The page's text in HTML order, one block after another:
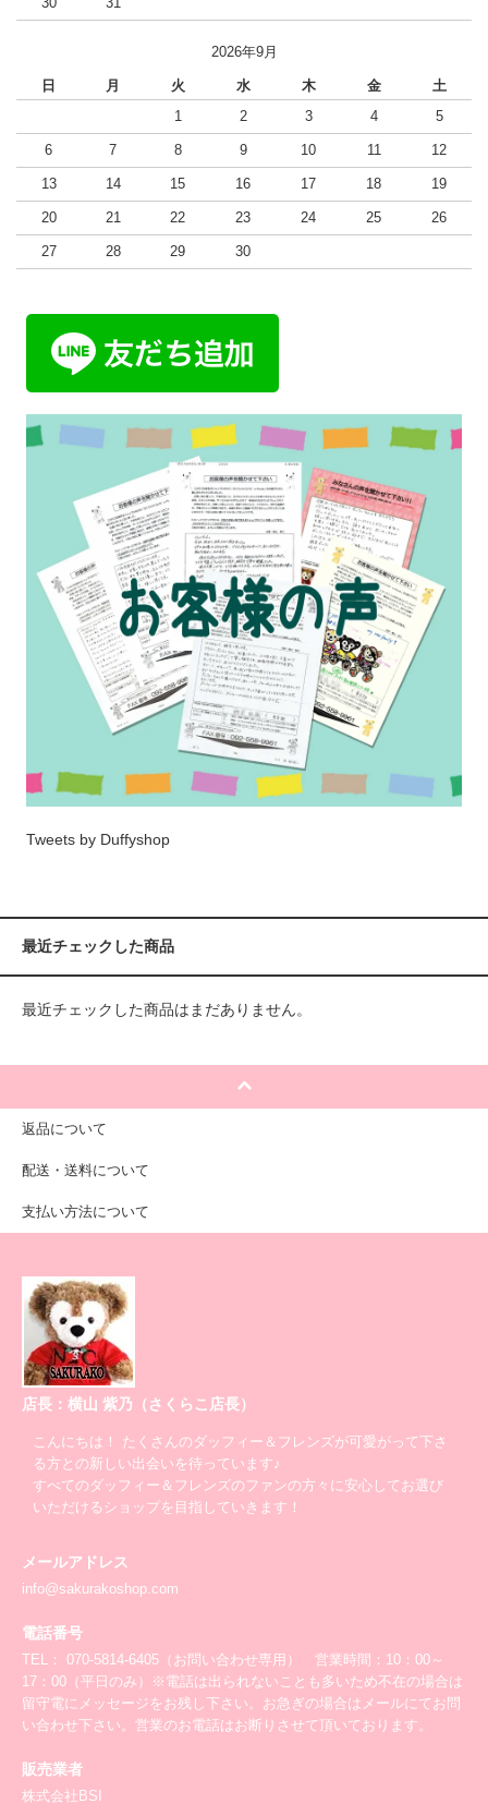
30 31
2026年9月
日 月 火 水 木 金
土
1
2 3 4 5
6 7 8 9 10 11 12
13 14 15 16 17 18 19
20 21 22 23 24 25 26
27 28 29 30
Tweets by Duffyshop
最近チェックした商品
最近チェックした商品はまだありません。
返品について
配送・送料について
支払い方法について
店長：横山 紫乃（さくらこ店長）
こんにちは！ たくさんのダッフィー＆フレンズが可愛がって下さ
る方との新しい出会いを待っています♪
すべてのダッフィー＆フレンズのファンの方々に安心してお選び
いただけるショップを目指していきます！
メールアドレス
info@sakurakoshop.com
電話番号
TEL： 070-5814-6405（お問い合わせ専用） 営業時間：10：00～
17：00（平日のみ）※電話は出られないことも多いため不在の場合は
留守電にメッセージをお残し下さい。お急ぎの場合はメールにてお問
い合わせ下さい。営業のお電話はお断りさせて頂いております。
販売業者
株式会社BSI